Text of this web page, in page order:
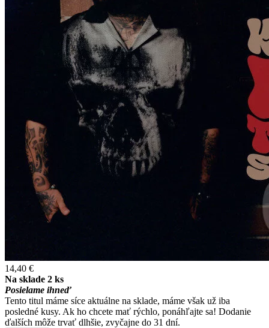
14,40 €
Na sklade 2 ks
Posielame ihneď
Tento titul máme síce aktuálne na sklade, máme však už iba
posledné kusy. Ak ho chcete mať rýchlo, ponáhľajte sa! Dodanie
ďalších môže trvať dlhšie, zvyčajne do 31 dní.